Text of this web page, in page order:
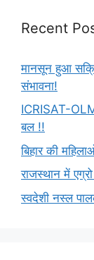
Recent
मानसून हुआ
संभावना!
ICRISAT-OLM
बल !!
बिहार की
राजस्थान में
स्वदेशी नस्ल